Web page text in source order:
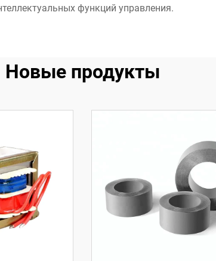
функций управления.
Новые продукты